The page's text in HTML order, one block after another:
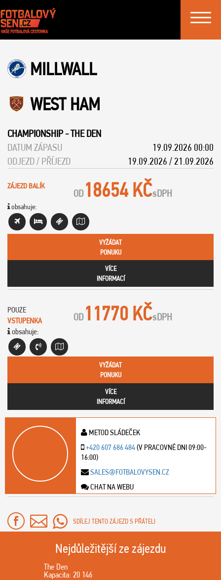
Toggle
MILLWALL
WEST HAM
CHAMPIONSHIP-THE DEN
DATUM ZÁPASU
19.09.2026 00:00
ODJEZD / PŘÍJEZD
19.09.2026 / 21.09.2026
ZÁJEZD BALÍK
obsahuje:
OD 18654 KČsDPH
VYŽÁDAT
PONUKU
VÍCE
INFORMACÍ
POUZE
VSTUPENKA
obsahuje:
OD 11770 KČsDPH
VYŽÁDAT
PONUKU
VÍCE
INFORMACÍ
METOD SLÁDEČEK
+420 607 686 484(V PRACOVNÉ DNI 09:00-
16:00)
SALES@FOTBALOVYSEN.CZ
CHAT NA WEBU
SDÍLEJ TENTO ZÁJEZD S PŘÁTELI
Nejdůležitější ze zájezdu
The Den
Kapacita: 20 146